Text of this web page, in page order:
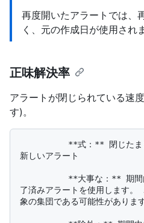
再度開いたアラートでは、
く、元の作成日が使用され
正味解決率
アラートが閉じられている速
す)。
新しいアラート
了済みアラートを使用します。
象の集団である可能性があります